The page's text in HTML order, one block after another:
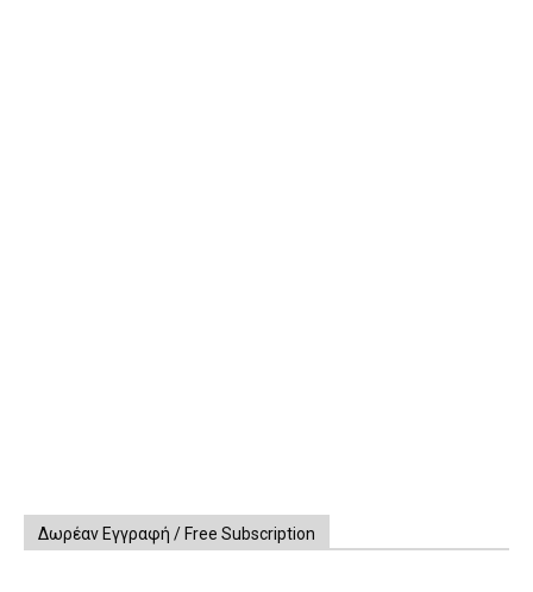
Δωρέαν Εγγραφή / Free Subscription